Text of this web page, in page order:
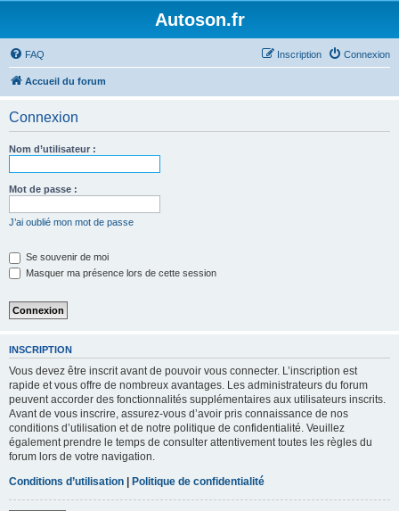
Autoson.fr
FAQ Connexion
Inscription
Accueil du forum
Connexion
Nom d’utilisateur :
Mot de passe :
J’ai oublié mon mot de passe
Se souvenir de moi
Masquer ma présence lors de cette session
INSCRIPTION
Vous devez être inscrit avant de pouvoir vous connecter. L’inscription est
rapide et vous offre de nombreux avantages. Les administrateurs du forum
peuvent accorder des fonctionnalités supplémentaires aux utilisateurs inscrits.
Avant de vous inscrire, assurez-vous d’avoir pris connaissance de nos
conditions d’utilisation et de notre politique de confidentialité. Veuillez
également prendre le temps de consulter attentivement toutes les règles du
forum lors de votre navigation.
Conditions d’utilisation | Politique de confidentialité